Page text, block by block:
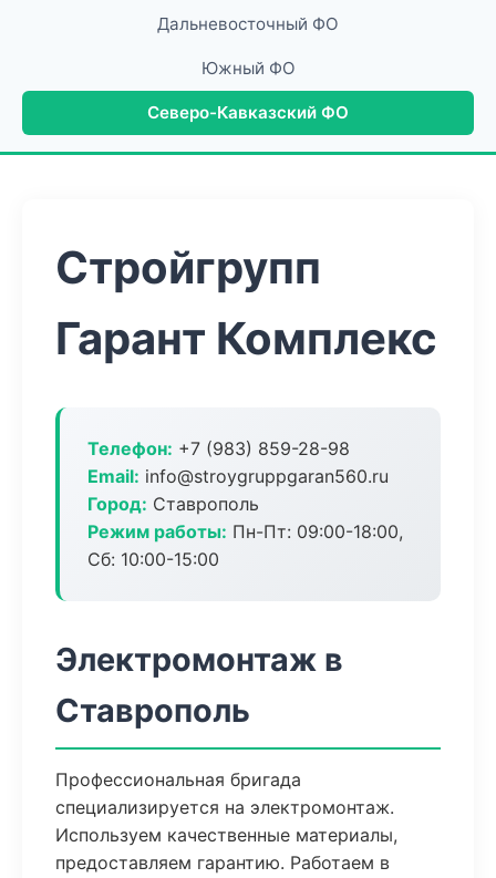
Дальневосточный ФО
Южный ФО
Северо-Кавказский ФО
Стройгрупп
Гарант Комплекс
Телефон: +7 (983) 859-28-98
Email: info@stroygruppgaran560.ru
Город: Ставрополь
Режим работы: Пн-Пт: 09:00-18:00,
Сб: 10:00-15:00
Электромонтаж в
Ставрополь
Профессиональная бригада
специализируется на электромонтаж.
Используем качественные материалы,
предоставляем гарантию. Работаем в